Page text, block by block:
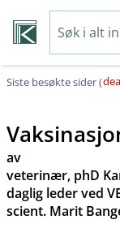
Siste besøkte sider (
av
veterinær, phD
daglig leder ved
scient. Marit